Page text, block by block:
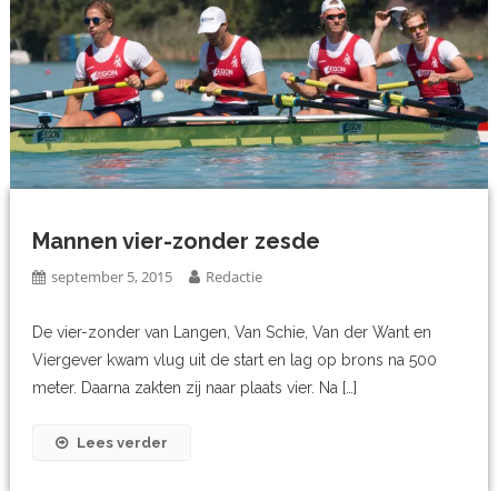
Mannen vier-zonder zesde
september 5, 2015 Redactie
De vier-zonder van Langen, Van Schie, Van der Want en
Viergever kwam vlug uit de start en lag op brons na 500
meter. Daarna zakten zij naar plaats vier. Na […]
Lees verder